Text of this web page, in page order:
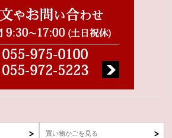
買い物かごを見る